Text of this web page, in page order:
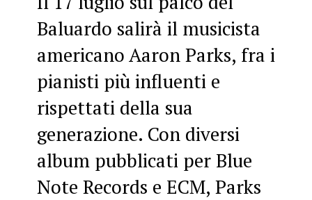
Baluardo salirà il musicista
americano Aaron Parks, fra i
pianisti più influenti e
rispettati della sua
generazione. Con diversi
album pubblicati per Blue
Note Records e ECM, Parks